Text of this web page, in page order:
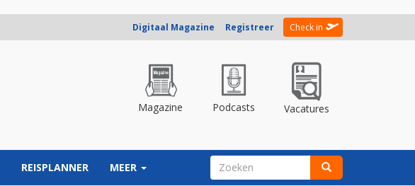
Digitaal Magazine Registreer Check in
Magazine Podcasts Vacatures
REISPLANNER MEER ZOEKVELD